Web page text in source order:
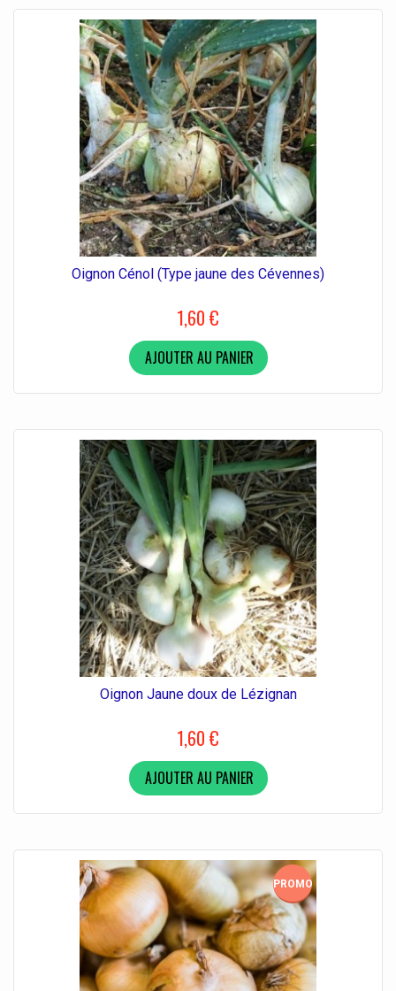
Oignon Cénol (Type jaune des Cévennes)
1,60 €
AJOUTER AU PANIER
Oignon Jaune doux de Lézignan
1,60 €
AJOUTER AU PANIER
PROMO!